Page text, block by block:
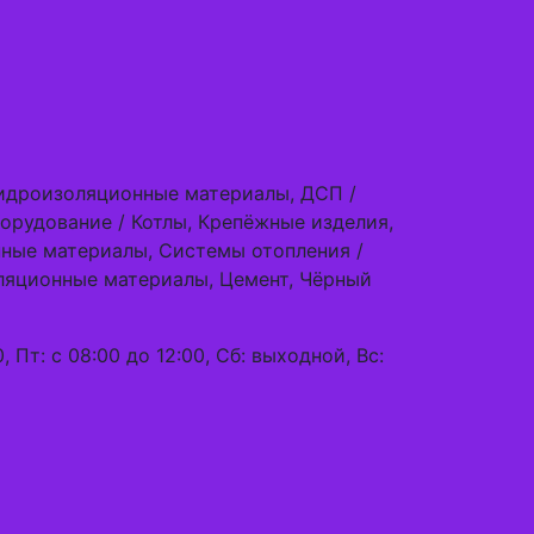
материалы, ДСП /
/ Котлы, Крепёжные изделия,
материалы, Системы отопления /
материалы, Цемент, Чёрный
Пт: с 08:00 до 12:00, Сб: выходной, Вс: